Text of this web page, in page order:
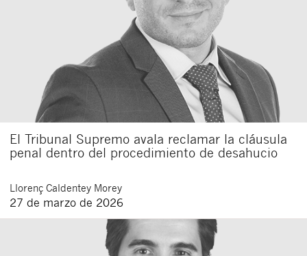
El Tribunal Supremo avala reclamar la cláusula
penal dentro del procedimiento de desahucio
Llorenç Caldentey Morey
27 de marzo de 2026